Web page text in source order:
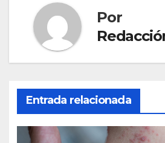
Por
Entrada relacionada